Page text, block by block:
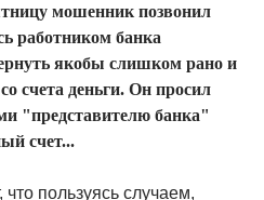
мошенник позвонил
работником банка
якобы слишком рано и
счета деньги. Он просил
"представителю банка"
счет...
пользуясь случаем,